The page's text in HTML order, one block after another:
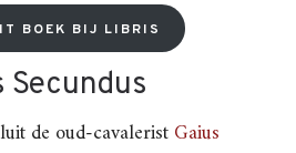
BOEK BIJ LIBRIS
Secundus
de oud-cavaleristGaius